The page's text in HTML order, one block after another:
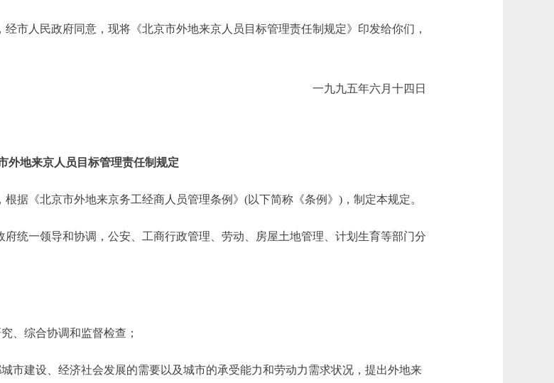
人民政府同意，现将《北京市外地来京人员目标管理责任制规定》印发给你们，
一九九五年六月十四日
外地来京人员目标管理责任制规定
《北京市外地来京务工经商人员管理条例》(以下简称《条例》)，制定本规定。
一领导和协调，公安、工商行政管理、劳动、房屋土地管理、计划生育等部门分
综合协调和监督检查；
建设、经济社会发展的需要以及城市的承受能力和劳动力需求状况，提出外地来